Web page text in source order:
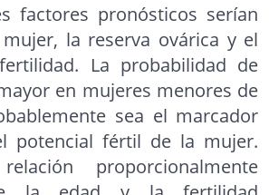
factores pronósticos serían
la reserva ovárica y el
La probabilidad de
en mujeres menores de
sea el marcador
potencial fértil de la mujer.
proporcionalmente